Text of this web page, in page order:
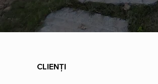
CLIENȚI